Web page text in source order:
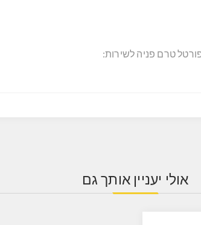
טרם פניה לשירות:
אולי יעניין אותך גם